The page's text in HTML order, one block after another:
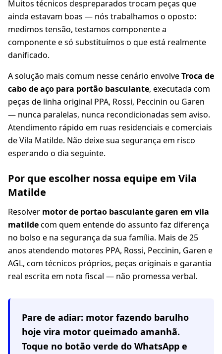
Muitos técnicos despreparados trocam peças que
ainda estavam boas — nós trabalhamos o oposto:
medimos tensão, testamos componente a
componente e só substituímos o que está realmente
danificado.
A solução mais comum nesse cenário envolveTroca de
cabo de aço para portão basculante, executada com
peças de linha original PPA, Rossi, Peccinin ou Garen
— nunca paralelas, nunca recondicionadas sem aviso.
Atendimento rápido em ruas residenciais e comerciais
de Vila Matilde. Não deixe sua segurança em risco
esperando o dia seguinte.
Por que escolher nossa equipe em Vila
Matilde
Resolver motor de portao basculante garen em vila
matildecom quem entende do assunto faz diferença
no bolso e na segurança da sua família. Mais de 25
anos atendendo motores PPA, Rossi, Peccinin, Garen e
AGL, com técnicos próprios, peças originais e garantia
real escrita em nota fiscal — não promessa verbal.
Pare de adiar: motor fazendo barulho
hoje vira motor queimado amanhã.
Toque no botão verde do WhatsApp e